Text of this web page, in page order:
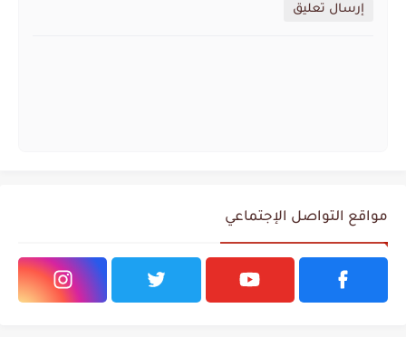
إرسال تعليق
مواقع التواصل الإجتماعي